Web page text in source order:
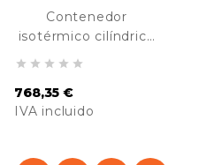
Contenedor
isotérmico cilíndrico
para transportar y
mantener comidas
    
768,35 €
IVA incluido